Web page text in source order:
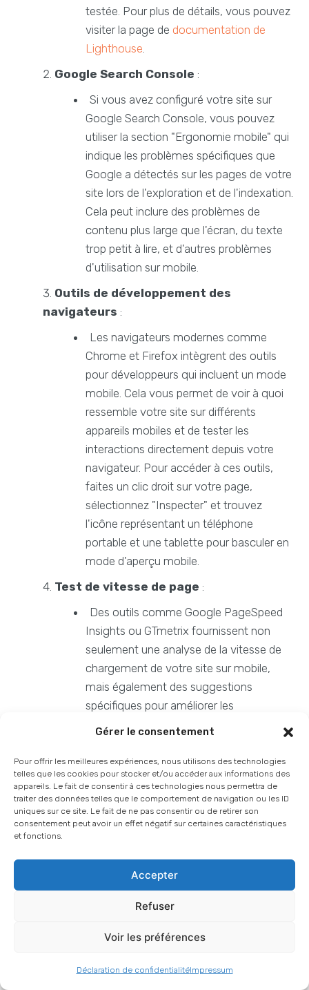
Gérer le consentement
Pour offrir les meilleures expériences, nous utilisons des technologies
telles que les cookies pour stocker et/ou accéder aux informations des
appareils. Le fait de consentir à ces technologies nous permettra de
traiter des données telles que le comportement de navigation ou les ID
uniques sur ce site. Le fait de ne pas consentir ou de retirer son
consentement peut avoir un effet négatif sur certaines caractéristiques
et fonctions.
Accepter
Refuser
Voir les préférences
Déclaration de confidentialitéImpressum
testée. Pour plus de détails, vous pouvez
visiter la page de documentation de
Lighthouse
Google Search Console :
Si vous avez configuré votre site sur
Google Search Console, vous pouvez
utiliser la section "Ergonomie mobile" qui
indique les problèmes spécifiques que
Google a détectés sur les pages de votre
site lors de l'exploration et de l'indexation.
Cela peut inclure des problèmes de
contenu plus large que l'écran, du texte
trop petit à lire, et d'autres problèmes
d'utilisation sur mobile.
Outils de développement des
navigateurs :
Les navigateurs modernes comme
Chrome et Firefox intègrent des outils
pour développeurs qui incluent un mode
mobile. Cela vous permet de voir à quoi
ressemble votre site sur différents
appareils mobiles et de tester les
interactions directement depuis votre
navigateur. Pour accéder à ces outils,
faites un clic droit sur votre page,
sélectionnez "Inspecter" et trouvez
l'icône représentant un téléphone
portable et une tablette pour basculer en
mode d'aperçu mobile.
Test de vitesse de page :
Des outils comme Google PageSpeed
Insights ou GTmetrix fournissent non
seulement une analyse de la vitesse de
chargement de votre site sur mobile,
mais également des suggestions
spécifiques pour améliorer les
performances et l'expérience utilisateur
évaluent divers aspects tels que le temps
de chargement, la taille des ressources et
les pratiques d'optimisation.
En utilisant ces outils et méthodes, vous pouvez obtenir
une bonne indication de la façon dont votre site
fonctionne sur les appareils mobiles et identifier des
domaines d'amélioration pour assurer une meilleure
expérience utilisateur mobile.
8/ Structure du site et SEO
technique